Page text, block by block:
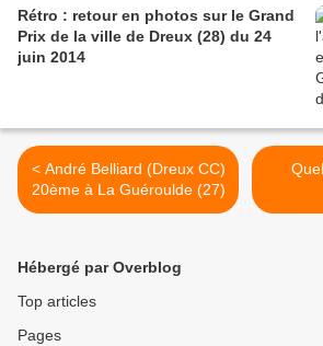
Rétro : retour en photos sur le Grand
Prix de la ville de Dreux (28) du 24
juin 2014
< André Belliard (Dreux CC)
20ème à La Guéroulde (27)
Hébergé par Overblog
Top articles
Pages